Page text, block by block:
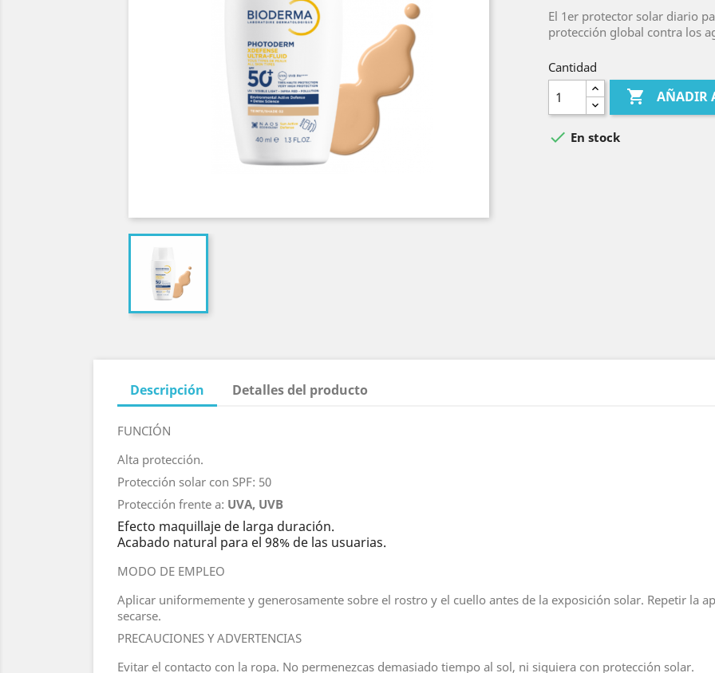
El 1er protector solar diario
protección global contra los
Cantidad
 AÑADIR
 En stock
Descripción Detalles del producto
FUNCIÓN
Alta protección.
Protección solar con SPF: 50
Protección frente a: UVA, UVB
Efecto maquillaje de larga duración.
Acabado natural para el 98% de las usuarias.
MODO DE EMPLEO
Aplicar uniformemente y generosamente sobre el rostro y el cuello antes de la exposición solar. Repetir la
secarse.
PRECAUCIONES Y ADVERTENCIAS
Evitar el contacto con la ropa. No permenezcas demasiado tiempo al sol, ni siquiera con protección solar.